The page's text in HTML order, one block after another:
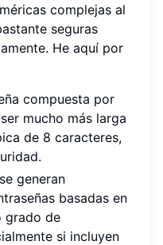
complejas al
seguras
He aquí por
compuesta por
mucho más larga
de 8 caracteres,
generan
basadas en
grado de
si incluyen